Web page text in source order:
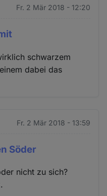
Fr. 2 Mär 2018 - 12:20
schwarzem
dabei das
Fr. 2 Mär 2018 - 13:59
Söder
nicht zu sich?